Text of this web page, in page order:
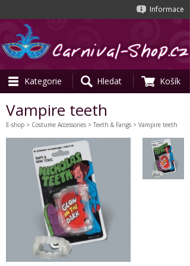
Informace
Kategorie Hledat Košík
Vampire teeth
E-shop > Costume Accessories > Teeth & Fangs > Vampire teeth